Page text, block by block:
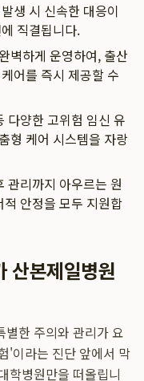
생 시 신속한 대응이
직결됩니다.
벽하게 운영하여, 출산
어를 즉시 제공할 수
다양한 고위험 임신 유
형 케어 시스템을 자랑
관리까지 아우르는 원
안정을 모두 지원합
산본제일병원
한 주의와 관리가 요
'이라는 진단 앞에서 막
학병원만을 떠올립니